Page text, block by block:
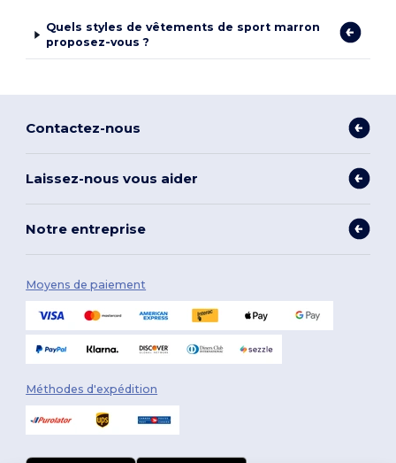
Quels styles de vêtements de sport marron
proposez-vous ?
Contactez-nous
Laissez-nous vous aider
Notre entreprise
Moyens de paiement
Méthodes d'expédition